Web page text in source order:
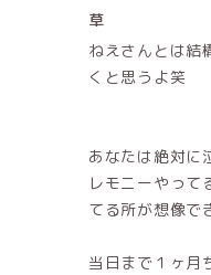
草
ねえさんとは結
くと思うよ笑
あなたは絶対に
レモニーやって
てる所が想像で
当日まで１ヶ月